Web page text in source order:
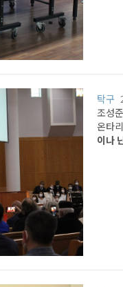
탁구
조성
온타
이나